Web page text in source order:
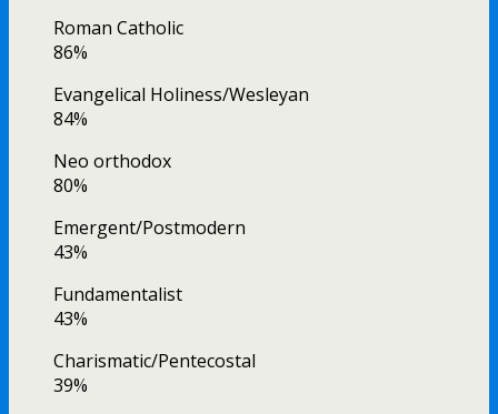
Roman Catholic
86%
Evangelical Holiness/Wesleyan
84%
Neo orthodox
80%
Emergent/Postmodern
43%
Fundamentalist
43%
Charismatic/Pentecostal
39%